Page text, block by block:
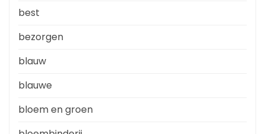
best
bezorgen
blauw
blauwe
bloem en groen